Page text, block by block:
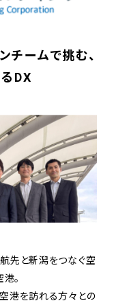
ームで挑む、
DX
先と新潟をつなぐ空
。
港を訪れる方々との